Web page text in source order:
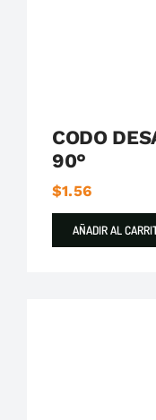
CODO
90°
$1.56
AÑADIR AL